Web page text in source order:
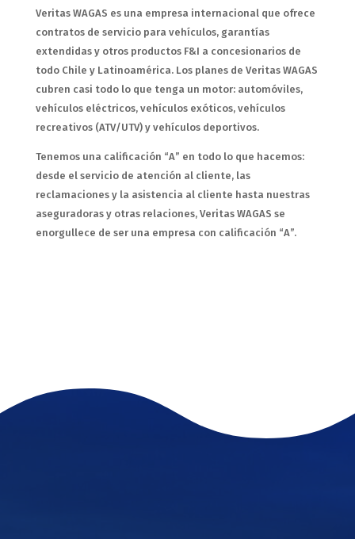
Veritas WAGAS es una empresa internacional que ofrece
contratos de servicio para vehículos, garantías
extendidas y otros productos F&I a concesionarios de
todo Chile y Latinoamérica. Los planes de Veritas WAGAS
cubren casi todo lo que tenga un motor: automóviles,
vehículos eléctricos, vehículos exóticos, vehículos
recreativos (ATV/UTV) y vehículos deportivos.
Tenemos una calificación “A” en todo lo que hacemos:
desde el servicio de atención al cliente, las
reclamaciones y la asistencia al cliente hasta nuestras
aseguradoras y otras relaciones, Veritas WAGAS se
enorgullece de ser una empresa con calificación “A”.